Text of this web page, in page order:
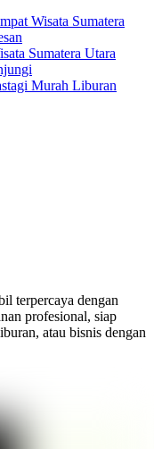
Wisata Sumatera
Sumatera Utara
Murah Liburan
terpercaya dengan
profesional, siap
atau bisnis dengan